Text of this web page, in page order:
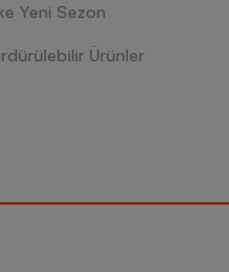
Yeni Sezon
Ürünler